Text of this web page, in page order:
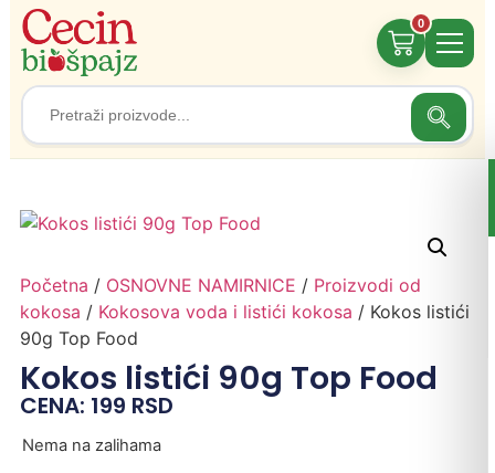
Search
for:
0
Početna / OSNOVNE NAMIRNICE / Proizvodi od
kokosa / Kokosova voda i listići kokosa / Kokos listići
90g Top Food
Kokos listići 90g Top Food
CENA: 199 RSD
Nema na zalihama